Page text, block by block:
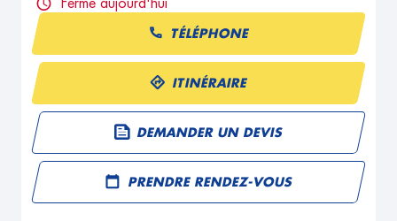
Fermé aujourd'hui
TÉLÉPHONE
ITINÉRAIRE
DEMANDER UN DEVIS
PRENDRE RENDEZ-VOUS